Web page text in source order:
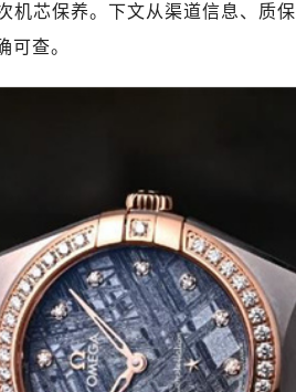
谷中大道998号绿地双子塔（中央
11111号华润中心写字楼（万象城
230号万菱汇国际中心写字楼A塔7
路95号华润大厦写字楼B座11层
128-1号恒力城写字楼15层03室（需
路6号SAC东原中心写字楼24层
步行街2号融恒时代广场写字楼9层
街道建湘路393号世茂环球金融中
10号华润大厦写字楼29层2905室（
机芯保养。下文从渠道信息、质
可查。